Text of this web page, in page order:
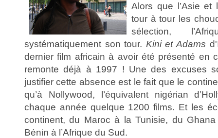
Alors que l’Asie et
tour à tour les
sélection,
systématiquement son tour. Kini et Adams
dernier film africain à avoir été présenté en
remonte déjà à 1997 ! Une des excuses
justifier cette absence est le fait que le
qu’à Nollywood, l’équivalent nigérian
chaque année quelque 1200 films. Et les
continent, du Maroc à la Tunisie, du
Bénin à l’Afrique du Sud.